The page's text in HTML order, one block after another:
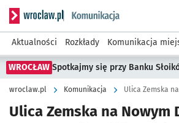
Serwis informacyjny wroclaw.pl
Aktualności Rozkłady Komunikacja
WROCŁAW Spotkajmy się przy Banku
wroclaw.pl Komunikacja Ulica Zemska
Ulica Zemska na Nowym